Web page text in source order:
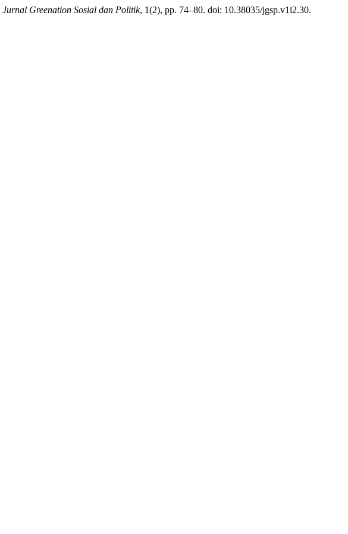
Jurnal Greenation Sosial dan Politik, 1(2), pp. 74–80. doi: 10.38035/jgsp.v1i2.30.